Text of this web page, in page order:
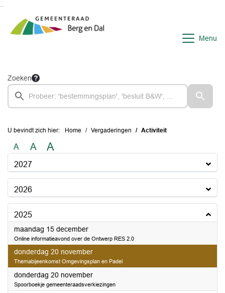
Menu
Zoeken
U bevindt zich hier: Home Vergaderingen Activiteit
A A A
2027
2026
2025
maandag 15 december2025
Online informatieavond over de Ontwerp RES 2.0
donderdag 20 november2025
Themabijeenkomst Omgevingsplan en Padel
donderdag 20 november2025
Spoorboekje gemeenteraadsverkiezingen